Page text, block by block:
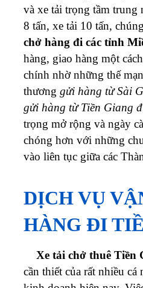
và xe tải trọng tầm trung
8 tấn, xe tải 10 tấn,
chở hàng đi các tỉnh
hàng, giao hàng một
chính nhờ những thế
thương gửi hàng từ Sài
gửi hàng từ Tiền Giang
trọng mở rộng và ngày
chóng hơn với những
vào liên tục giữa các
DỊCH VỤ
HÀNG ĐI
Xe tải chở thuê Tiền
cần thiết của rất nhiều